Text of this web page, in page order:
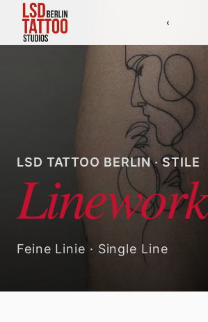
‹
Künstler
Stile
Studios
Loyalty
LSD TATTOO BERLIN · STILE
Linework
Feine Linie · Single Line